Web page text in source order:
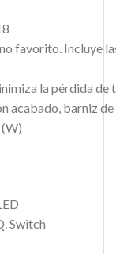
favorito Incluye
la pérdida de
acabado barniz de
(W)
. Switch